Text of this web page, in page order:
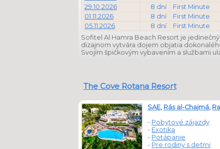
29.10.2026
8 dní First Minute
01.11.2026
8 dní First Minute
05.11.2026
8 dní First Minute
Sofitel Al Hamra Beach Resort je
dizajnom vytvára dojem objatia
Svojím špičkovým vybavením a službami
The Cove Rotana Resort
SAE, Rás al-Chajmá,
- Pobytové zájazdy
- Exotika
- Potápanie
- Pre rodiny s deťmi